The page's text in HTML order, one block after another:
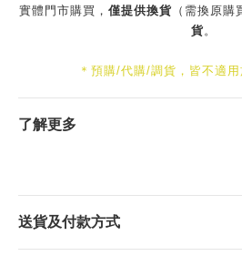
實體門市購買， 僅提供換貨 （需換原購
貨。
＊預購/代購/調貨，皆不適用
了解更多
送貨及付款方式